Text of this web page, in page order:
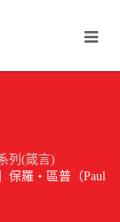
列(箴言)
保羅‧區普（Paul